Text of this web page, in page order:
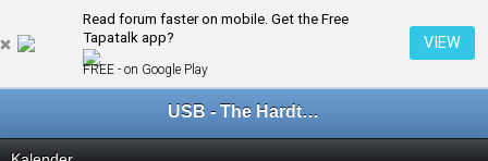
Read forum faster on mobile. Get the Free
Tapatalk app?
FREE - on Google Play
VIEW
USB - The Hardtechno Family